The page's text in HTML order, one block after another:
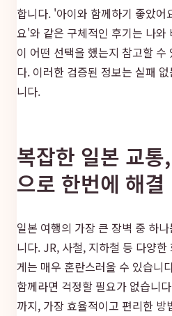
합니다. '아이와 함께하기 좋았
요'와 같은 구체적인 후기는 나와
이 어떤 선택을 했는지 참고할 수
다. 이러한 검증된 정보는 실패
니다.
복잡한 일본 교
으로 한번에 해결
일본 여행의 가장 큰 장벽 중 하
니다. JR, 사철, 지하철 등 다양
게는 매우 혼란스러울 수 있습니
함께라면 걱정할 필요가 없습니
까지, 가장 효율적이고 편리한